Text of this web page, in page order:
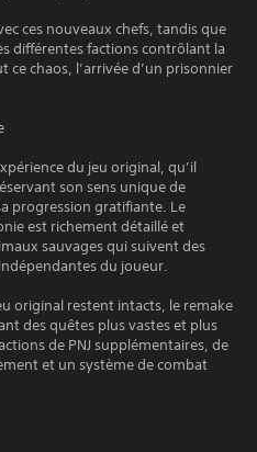
ces nouveaux chefs, tandis que
différentes factions contrôlant la
chaos, l’arrivée d’un prisonnier
du jeu original, qu’il
son sens unique de
progression gratifiante. Le
est richement détaillé et
sauvages qui suivent des
du joueur.
original restent intacts, le remake
des quêtes plus vastes et plus
de PNJ supplémentaires, de
et un système de combat